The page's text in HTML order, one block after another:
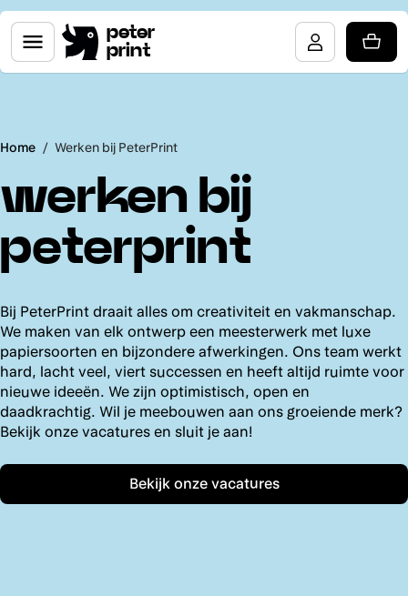
peter
print
Home / Werken bij PeterPrint
werken bij
peterprint
Bij PeterPrint draait alles om creativiteit en vakmanschap.
We maken van elk ontwerp een meesterwerk met luxe
papiersoorten en bijzondere afwerkingen. Ons team werkt
hard, lacht veel, viert successen en heeft altijd ruimte voor
nieuwe ideeën. We zijn optimistisch, open en
daadkrachtig. Wil je meebouwen aan ons groeiende merk?
Bekijk onze vacatures en sluit je aan!
Bekijk onze vacatures